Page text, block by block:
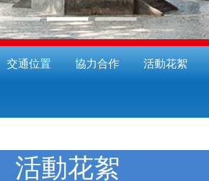
交通位置 協力合作 活動花絮
活動花絮